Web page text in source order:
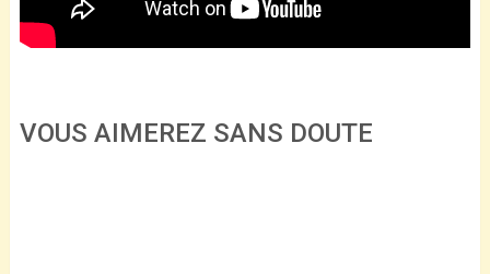
VOUS AIMEREZ SANS DOUTE